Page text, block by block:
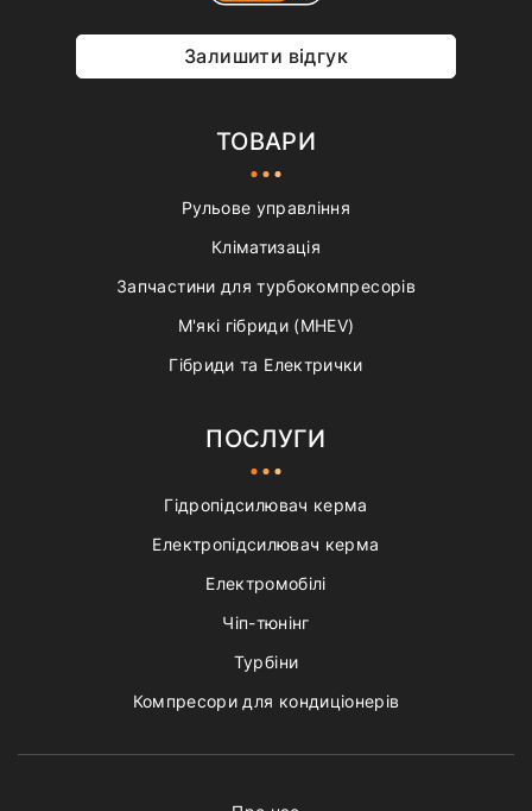
Залишити відгук
ТОВАРИ
Рульове управління
Кліматизація
Запчастини для турбокомпресорів
М'які гібриди (MHEV)
Гібриди та Електрички
ПОСЛУГИ
Гідропідсилювач керма
Електропідсилювач керма
Електромобілі
Чіп-тюнінг
Турбіни
Компресори для кондиціонерів